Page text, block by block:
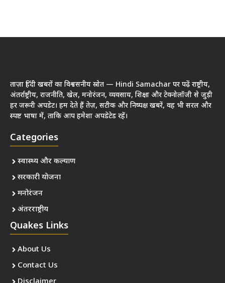
ताज़ा हिंदी खबरों का विश्वसनीय स्रोत — Hindi Samachar पर पढ़ें राष्ट्रीय,
अंतर्राष्ट्रीय, राजनीति, खेल, मनोरंजन, व्यवसाय, शिक्षा और टेक्नोलॉजी से जुड़ी
हर जरूरी अपडेट। हम देते हैं तेज़, सटीक और निष्पक्ष खबरें, वह भी सरल और
स्पष्ट भाषा में, ताकि आप हमेशा अपडेटेड रहें।
Categories
स्वास्थ्य और कल्याण
सरकारी योजना
मनोरंजन
अंतरराष्ट्रीय
Quakes Links
About Us
Contact Us